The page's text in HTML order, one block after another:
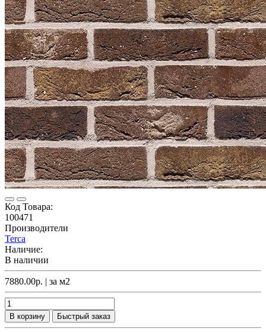
Код Товара:
100471
Производители
Terca
Наличие:
В наличии
7880.00р. | за м2
В корзину Быстрый заказ